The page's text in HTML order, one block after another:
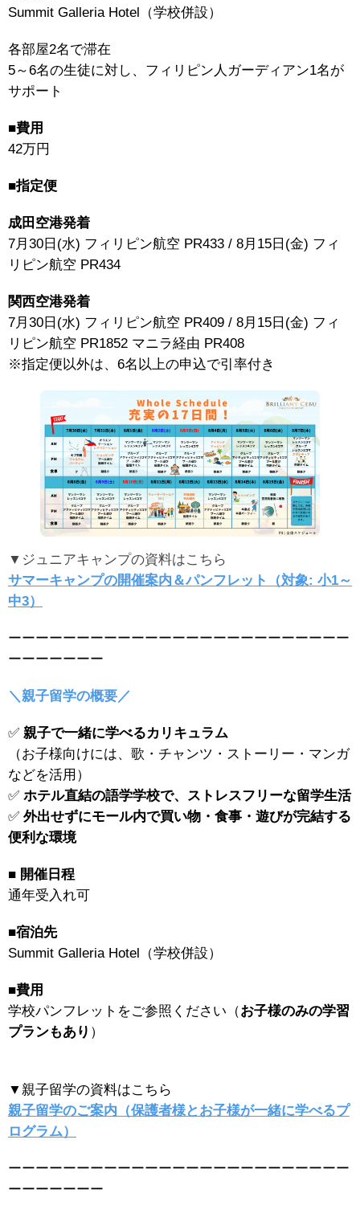
Summit Galleria Hotel（学校併設）
各部屋2名で滞在
5～6名の生徒に対し、フィリピン人ガーディアン1名が
サポート
■費用
42万円
■指定便
成田空港発着
7月30日(水) フィリピン航空 PR433 / 8月15日(金) フィ
リピン航空 PR434
関西空港発着
7月30日(水) フィリピン航空 PR409 / 8月15日(金) フィ
リピン航空 PR1852 マニラ経由 PR408
※指定便以外は、6名以上の申込で引率付き
▼ジュニアキャンプの資料はこちら
サマーキャンプの開催案内＆パンフレット（対象: 小1～
中3）
ーーーーーーーーーーーーーーーーーーーーーーーーー
ーーーーーーー
＼親子留学の概要／
✅ 親子で一緒に学べるカリキュラム
（お子様向けには、歌・チャンツ・ストーリー・マンガ
などを活用）
✅ ホテル直結の語学学校で、ストレスフリーな留学生活
✅ 外出せずにモール内で買い物・食事・遊びが完結する
便利な環境
■ 開催日程
通年受入れ可
■宿泊先
Summit Galleria Hotel（学校併設）
■費用
学校パンフレットをご参照ください（お子様のみの学習
プランもあり ）
▼親子留学の資料はこちら
親子留学のご案内（保護者様とお子様が一緒に学べるプ
ログラム）
ーーーーーーーーーーーーーーーーーーーーーーーーー
ーーーーーーー